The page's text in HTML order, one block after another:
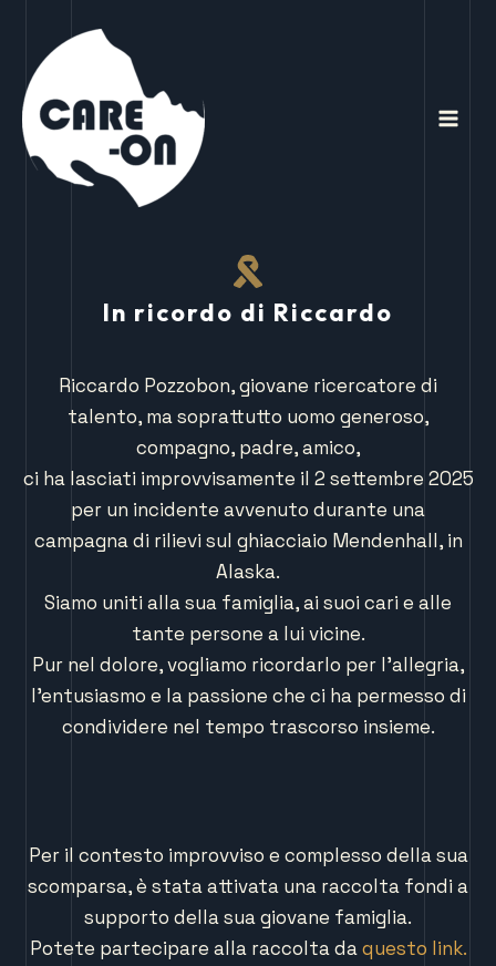
contenuto
In ricordo di Riccardo
Riccardo Pozzobon, giovane ricercatore di
talento, ma soprattutto uomo generoso,
compagno, padre, amico,
ci ha lasciati improvvisamente il 2 settembre 2025
per un incidente avvenuto durante una
campagna di rilievi sul ghiacciaio Mendenhall, in
Alaska.
Siamo uniti alla sua famiglia, ai suoi cari e alle
tante persone a lui vicine.
Pur nel dolore, vogliamo ricordarlo per l’allegria,
l’entusiasmo e la passione che ci ha permesso di
condividere nel tempo trascorso insieme.
Per il contesto improvviso e complesso della sua
scomparsa, è stata attivata una raccolta fondi a
supporto della sua giovane famiglia.
Potete partecipare alla raccolta daquesto link.